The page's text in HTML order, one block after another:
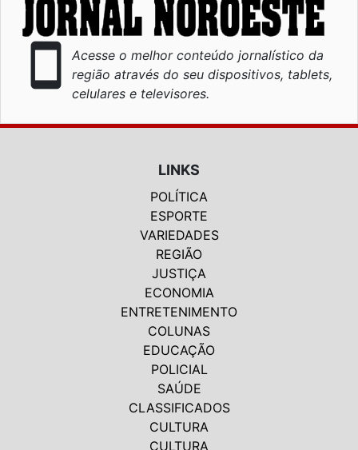
smartphone
Acesse o melhor conteúdo jornalístico da
região através do seu dispositivos, tablets,
celulares e televisores.
LINKS
POLÍTICA
ESPORTE
VARIEDADES
REGIÃO
JUSTIÇA
ECONOMIA
ENTRETENIMENTO
COLUNAS
EDUCAÇÃO
POLICIAL
SAÚDE
CLASSIFICADOS
CULTURA
CULTURA